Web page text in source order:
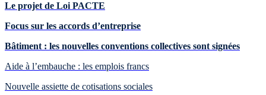
Le projet de Loi PACTE
Focus sur les accords d’entreprise
Bâtiment : les nouvelles conventions collectives sont signées
Aide à l’embauche : les emplois francs
Nouvelle assiette de cotisations sociales